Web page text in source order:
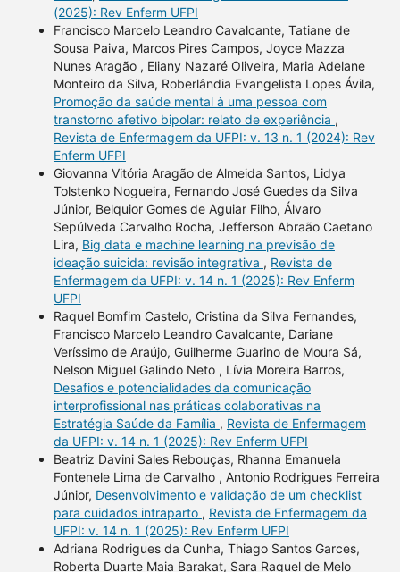
(2025): Rev Enferm UFPI
Francisco Marcelo Leandro Cavalcante, Tatiane de
Sousa Paiva, Marcos Pires Campos, Joyce Mazza
Nunes Aragão , Eliany Nazaré Oliveira, Maria Adelane
Monteiro da Silva, Roberlândia Evangelista Lopes Ávila,
Promoção da saúde mental à uma pessoa com
transtorno afetivo bipolar: relato de experiência ,
Revista de Enfermagem da UFPI: v. 13 n. 1 (2024): Rev
Enferm UFPI
Giovanna Vitória Aragão de Almeida Santos, Lidya
Tolstenko Nogueira, Fernando José Guedes da Silva
Júnior, Belquior Gomes de Aguiar Filho, Álvaro
Sepúlveda Carvalho Rocha, Jefferson Abraão Caetano
Lira, Big data e machine learning na previsão de
ideação suicida: revisão integrativa , Revista de
Enfermagem da UFPI: v. 14 n. 1 (2025): Rev Enferm
UFPI
Raquel Bomfim Castelo, Cristina da Silva Fernandes,
Francisco Marcelo Leandro Cavalcante, Dariane
Veríssimo de Araújo, Guilherme Guarino de Moura Sá,
Nelson Miguel Galindo Neto , Lívia Moreira Barros,
Desafios e potencialidades da comunicação
interprofissional nas práticas colaborativas na
Estratégia Saúde da Família , Revista de Enfermagem
da UFPI: v. 14 n. 1 (2025): Rev Enferm UFPI
Beatriz Davini Sales Rebouças, Rhanna Emanuela
Fontenele Lima de Carvalho , Antonio Rodrigues Ferreira
Júnior, Desenvolvimento e validação de um checklist
para cuidados intraparto , Revista de Enfermagem da
UFPI: v. 14 n. 1 (2025): Rev Enferm UFPI
Adriana Rodrigues da Cunha, Thiago Santos Garces,
Roberta Duarte Maia Barakat, Sara Raquel de Melo